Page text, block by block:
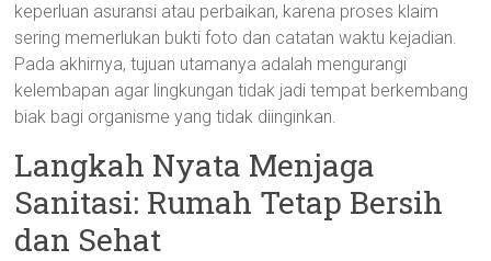
keperluan asuransi atau perbaikan, karena proses klaim
sering memerlukan bukti foto dan catatan waktu kejadian.
Pada akhirnya, tujuan utamanya adalah mengurangi
kelembapan agar lingkungan tidak jadi tempat berkembang
biak bagi organisme yang tidak diinginkan.
Langkah Nyata Menjaga
Sanitasi: Rumah Tetap Bersih
dan Sehat